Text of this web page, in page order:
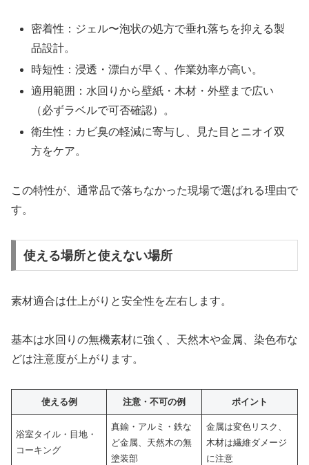
密着性：ジェル〜泡状の処方で垂れ落ちを抑える製
品設計。
時短性：浸透・漂白が早く、作業効率が高い。
適用範囲：水回りから壁紙・木材・外壁まで広い
（必ずラベルで可否確認）。
衛生性：カビ臭の軽減に寄与し、見た目とニオイ双
方をケア。
この特性が、通常品で落ちなかった現場で選ばれる理由で
す。
使える場所と使えない場所
素材適合は仕上がりと安全性を左右します。
基本は水回りの無機素材に強く、天然木や金属、染色布な
どは注意度が上がります。
使える例 注意・不可の例 ポイント
浴室タイル・目地・
コーキング
真鍮・アルミ・鉄な
ど金属、天然木の無
塗装部
金属は変色リスク、
木材は繊維ダメージ
に注意